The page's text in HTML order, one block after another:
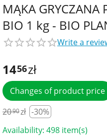
MĄKA GRYCZANA
BIO 1 kg - BIO
Write a
1456zł
Changes of product price
2090zł -30%
Availability: 498 item(s)